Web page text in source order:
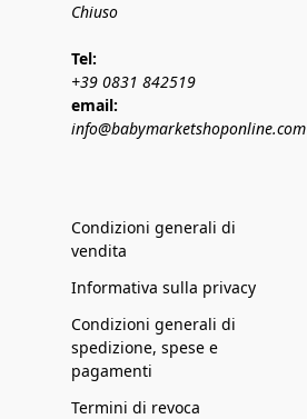
Chiuso
Tel:
+39 0831 842519
email:
info@babymarketshoponline.com
Condizioni generali di
vendita
Informativa sulla privacy
Condizioni generali di
spedizione, spese e
pagamenti
Termini di revoca